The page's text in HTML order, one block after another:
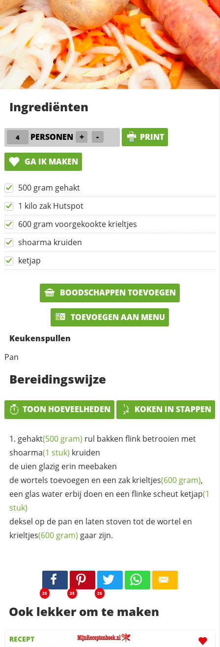
Ingrediënten
PERSONEN + - PRINT
GA IK MAKEN
500 gram gehakt
1 kilo zak Hutspot
600 gram voorgekookte krieltjes
shoarma kruiden
ketjap
BOODSCHAPPEN TOEVOEGEN
TOEVOEGEN AAN MENU
Keukenspullen
Pan
Bereidingswijze
TOON HOEVEELHEDEN KOKEN IN STAPPEN
gehakt(500 gram) rul bakken flink betrooien met
shoarma(1 stuk) kruiden
de uien glazig erin meebaken
de wortels toevoegen en een zak krieltjes(600 gram),
een glas water erbij doen en een flinke scheut ketjap(1
stuk)
deksel op de pan en laten stoven tot de wortel en
krieltjes(600 gram) gaar zijn.
25 25 25
Ook lekker om te maken
RECEPT